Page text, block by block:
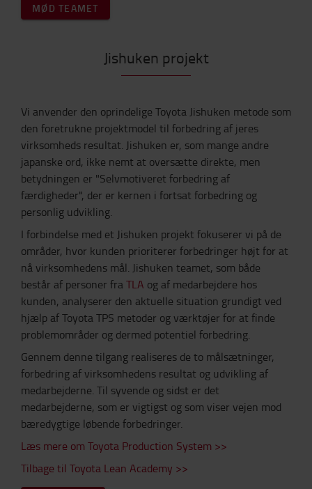
MØD TEAMET
Jishuken projekt
Vi anvender den oprindelige Toyota Jishuken metode som
den foretrukne projektmodel til forbedring af jeres
virksomheds resultat. Jishuken er, som mange andre
japanske ord, ikke nemt at oversætte direkte, men
betydningen er "Selvmotiveret forbedring af
færdigheder", der er kernen i fortsat forbedring og
personlig udvikling.
I forbindelse med et Jishuken projekt fokuserer vi på de
områder, hvor kunden prioriterer forbedringer højt for at
nå virksomhedens mål. Jishuken teamet, som både
består af personer fraTLA og af medarbejdere hos
kunden, analyserer den aktuelle situation grundigt ved
hjælp af Toyota TPS metoder og værktøjer for at finde
problemområder og dermed potentiel forbedring.
Gennem denne tilgang realiseres de to målsætninger,
forbedring af virksomhedens resultat og udvikling af
medarbejderne. Til syvende og sidst er det
medarbejderne, som er vigtigst og som viser vejen mod
bæredygtige løbende forbedringer.
Læs mere om Toyota Production System >>
Tilbage til Toyota Lean Academy >>